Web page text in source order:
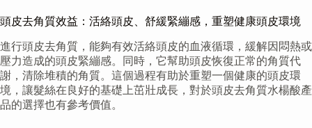
頭皮去角質效益：活絡頭皮、舒緩緊繃感，重塑健康頭皮環境
進行頭皮去角質，能夠有效活絡頭皮的血液循環，緩解因悶熱或
壓力造成的頭皮緊繃感。同時，它幫助頭皮恢復正常的角質代
謝，清除堆積的角質。這個過程有助於重塑一個健康的頭皮環
境，讓髮絲在良好的基礎上茁壯成長，對於頭皮去角質水楊酸產
品的選擇也有參考價值。